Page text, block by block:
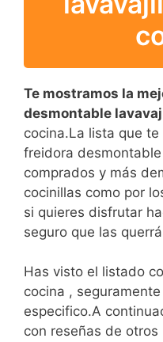
Te mostramos la
desmontable
cocina.La lista que
freidora
comprados y más
cocinillas como por
si quieres disfrutar
seguro que las
Has visto el listado
cocina ,
especifico.A
con reseñas de